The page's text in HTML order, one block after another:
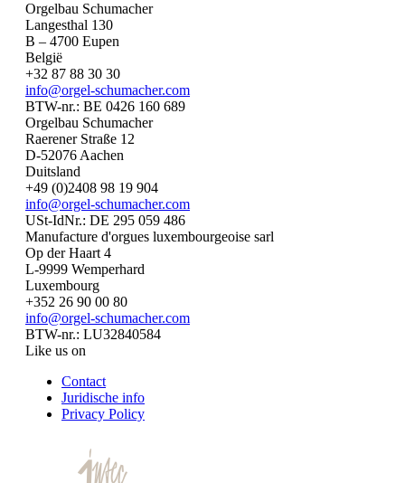
Orgelbau Schumacher
Langesthal 130
B – 4700 Eupen
België
+32 87 88 30 30
info@orgel-schumacher.com
BTW-nr.: BE 0426 160 689
Orgelbau Schumacher
Raerener Straße 12
D-52076 Aachen
Duitsland
+49 (0)2408 98 19 904
info@orgel-schumacher.com
USt-IdNr.: DE 295 059 486
Manufacture d'orgues luxembourgeoise sarl
Op der Haart 4
L-9999 Wemperhard
Luxembourg
+352 26 90 00 80
info@orgel-schumacher.com
BTW-nr.: LU32840584
Like us on
Contact
Juridische info
Privacy Policy